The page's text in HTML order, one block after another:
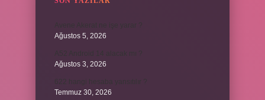
Ağustos 5, 2026
Ağustos 3, 2026
Temmuz 30, 2026